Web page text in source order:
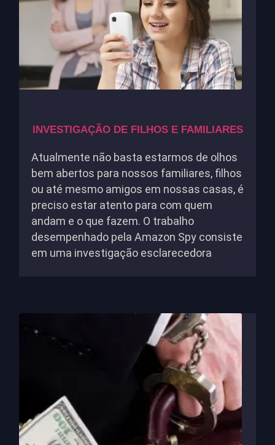
INVESTIGAÇÃO DE FILHOS E FAMILIARES
Atualmente não basta estarmos de olhos
bem abertos para nossos familiares, filhos
ou até mesmo amigos em nossas casas, é
preciso estar atento para com quem
andam e o que fazem. O trabalho
desempenhado pela Amazon Spy consiste
em uma investigação esclarecedora